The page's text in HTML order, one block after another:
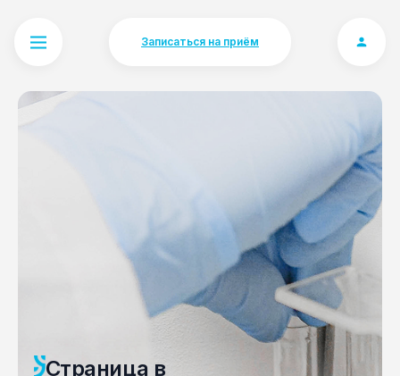
Записаться на приём
Страница в